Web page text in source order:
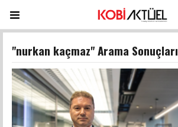
"nurkan kaçmaz" Arama Sonuçları